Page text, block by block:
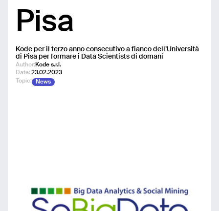
Pisa
Author: Kode s.r.l.
Date: 23.02.2023
Topic:
News
Kode per il terzo anno consecutivo a fianco dell’Università
di Pisa per formare i Data Scientists di domani